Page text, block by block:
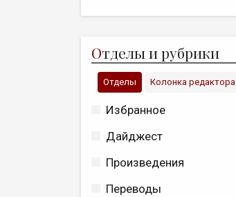
Отделы и рубрики
Отделы Колонка редактора
Избранное
Дайджест
Произведения
Переводы